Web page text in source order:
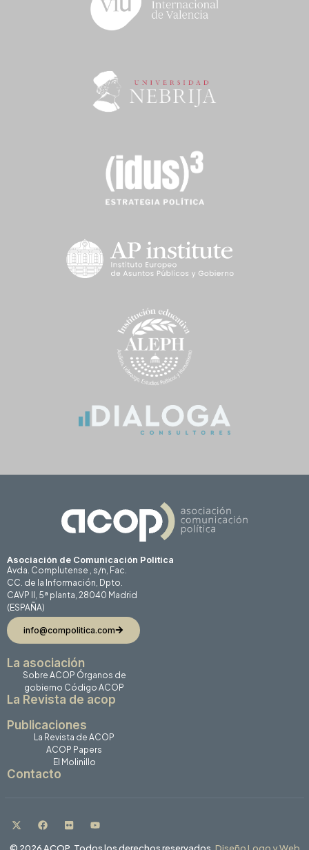
Asociación de Comunicación Politica
Avda. Complutense , s/n, Fac.
CC. de la Información, Dpto.
CAVP II, 5ª planta, 28040 Madrid
(ESPAÑA)
info@compolitica.com
La asociación
Sobre ACOP Órganos de
gobierno Código ACOP
La Revista de acop
Publicaciones
La Revista de ACOP
ACOP Papers
El Molinillo
Contacto